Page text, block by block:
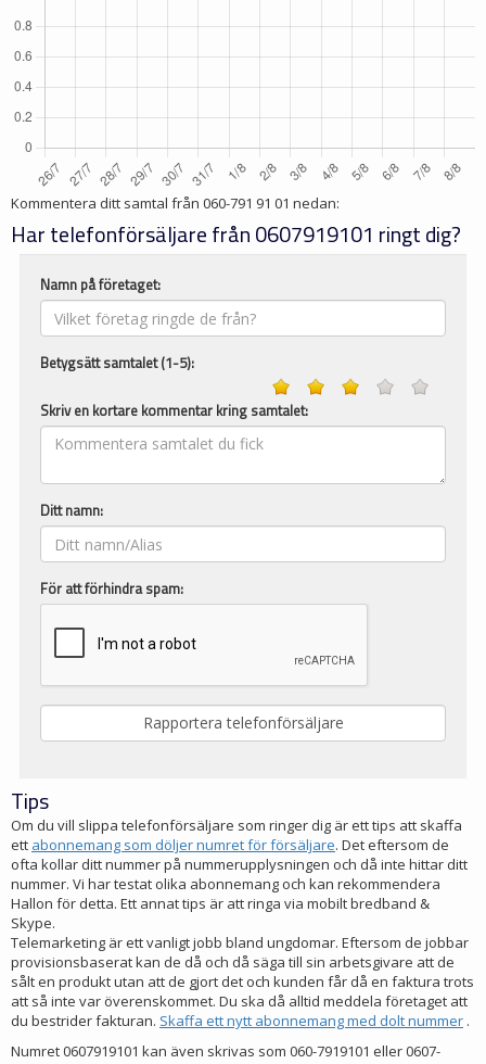
Kommentera ditt samtal från 060-791 91 01 nedan:
Har telefonförsäljare från 0607919101 ringt dig?
Namn på företaget:
Betygsätt samtalet (1-5):
Skriv en kortare kommentar kring samtalet:
Ditt namn:
För att förhindra spam:
Tips
Om du vill slippa telefonförsäljare som ringer dig är ett tips att skaffa
ett abonnemang som döljer numret för försäljare. Det eftersom de
ofta kollar ditt nummer på nummerupplysningen och då inte hittar ditt
nummer. Vi har testat olika abonnemang och kan rekommendera
Hallon för detta. Ett annat tips är att ringa via mobilt bredband &
Skype.
Telemarketing är ett vanligt jobb bland ungdomar. Eftersom de jobbar
provisionsbaserat kan de då och då säga till sin arbetsgivare att de
sålt en produkt utan att de gjort det och kunden får då en faktura trots
att så inte var överenskommet. Du ska då alltid meddela företaget att
du bestrider fakturan. Skaffa ett nytt abonnemang med dolt nummer .
Numret 0607919101 kan även skrivas som 060-7919101 eller 0607-